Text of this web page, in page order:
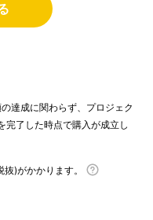
された大根やぐ
農家さんより仕入
を製造していま
北西から吹く乾
、水分が抜けて
達成に関わらず、プロジェク
完了した時点で購入が成立し
)がかかります。